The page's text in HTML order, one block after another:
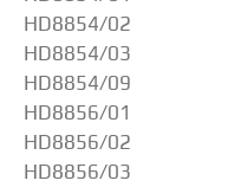
HD8854/02
HD8854/03
HD8854/09
HD8856/01
HD8856/02
HD8856/03